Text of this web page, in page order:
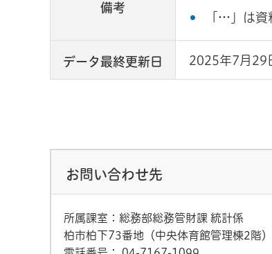
備考
「…」は資
データ最終更新日 2025年7月29
お問い合わせ先
所属課室：総務部総務管財課 統計係
柏市柏下73番地（中央体育館管理棟2階）